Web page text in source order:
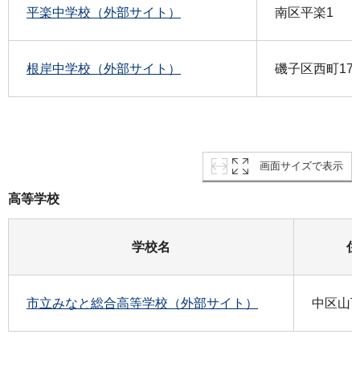
平楽中学校（外部サイト） 南区平楽1
根岸中学校（外部サイト） 磯子区西町
画面サイズで表示
高等学校
学校名
市立みなと総合高等学校（外部サイト） 中区山